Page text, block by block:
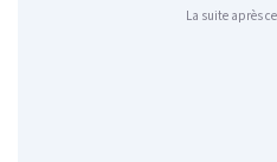
La suite après